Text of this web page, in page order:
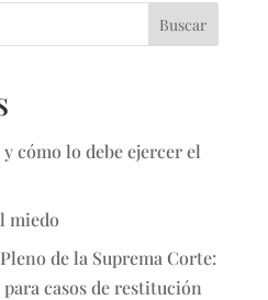
Buscar
cómo lo debe ejercer el
miedo
de la Suprema Corte:
casos de restitución